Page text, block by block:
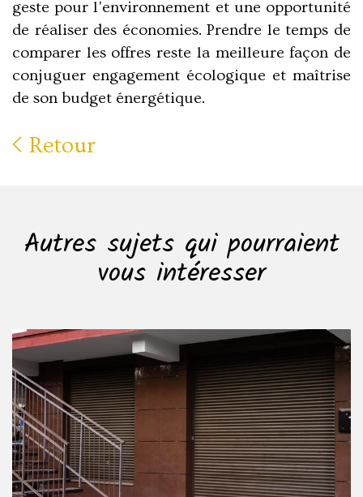
geste pour l'environnement et une opportunité
de réaliser des économies. Prendre le temps de
comparer les offres reste la meilleure façon de
conjuguer engagement écologique et maîtrise
de son budget énergétique.
Retour
Autres sujets qui pourraient
vous intéresser